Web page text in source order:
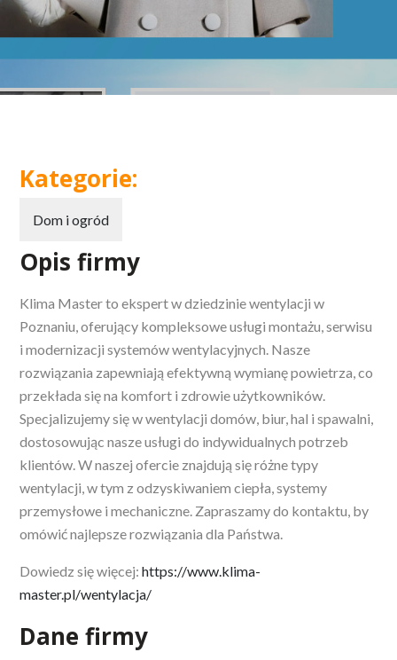
Kategorie:
Dom i ogród
Opis firmy
Klima Master to ekspert w dziedzinie wentylacji w
Poznaniu, oferujący kompleksowe usługi montażu, serwisu
i modernizacji systemów wentylacyjnych. Nasze
rozwiązania zapewniają efektywną wymianę powietrza, co
przekłada się na komfort i zdrowie użytkowników.
Specjalizujemy się w wentylacji domów, biur, hal i spawalni,
dostosowując nasze usługi do indywidualnych potrzeb
klientów. W naszej ofercie znajdują się różne typy
wentylacji, w tym z odzyskiwaniem ciepła, systemy
przemysłowe i mechaniczne. Zapraszamy do kontaktu, by
omówić najlepsze rozwiązania dla Państwa.
Dowiedz się więcej:https://www.klima-
master.pl/wentylacja/
Dane firmy